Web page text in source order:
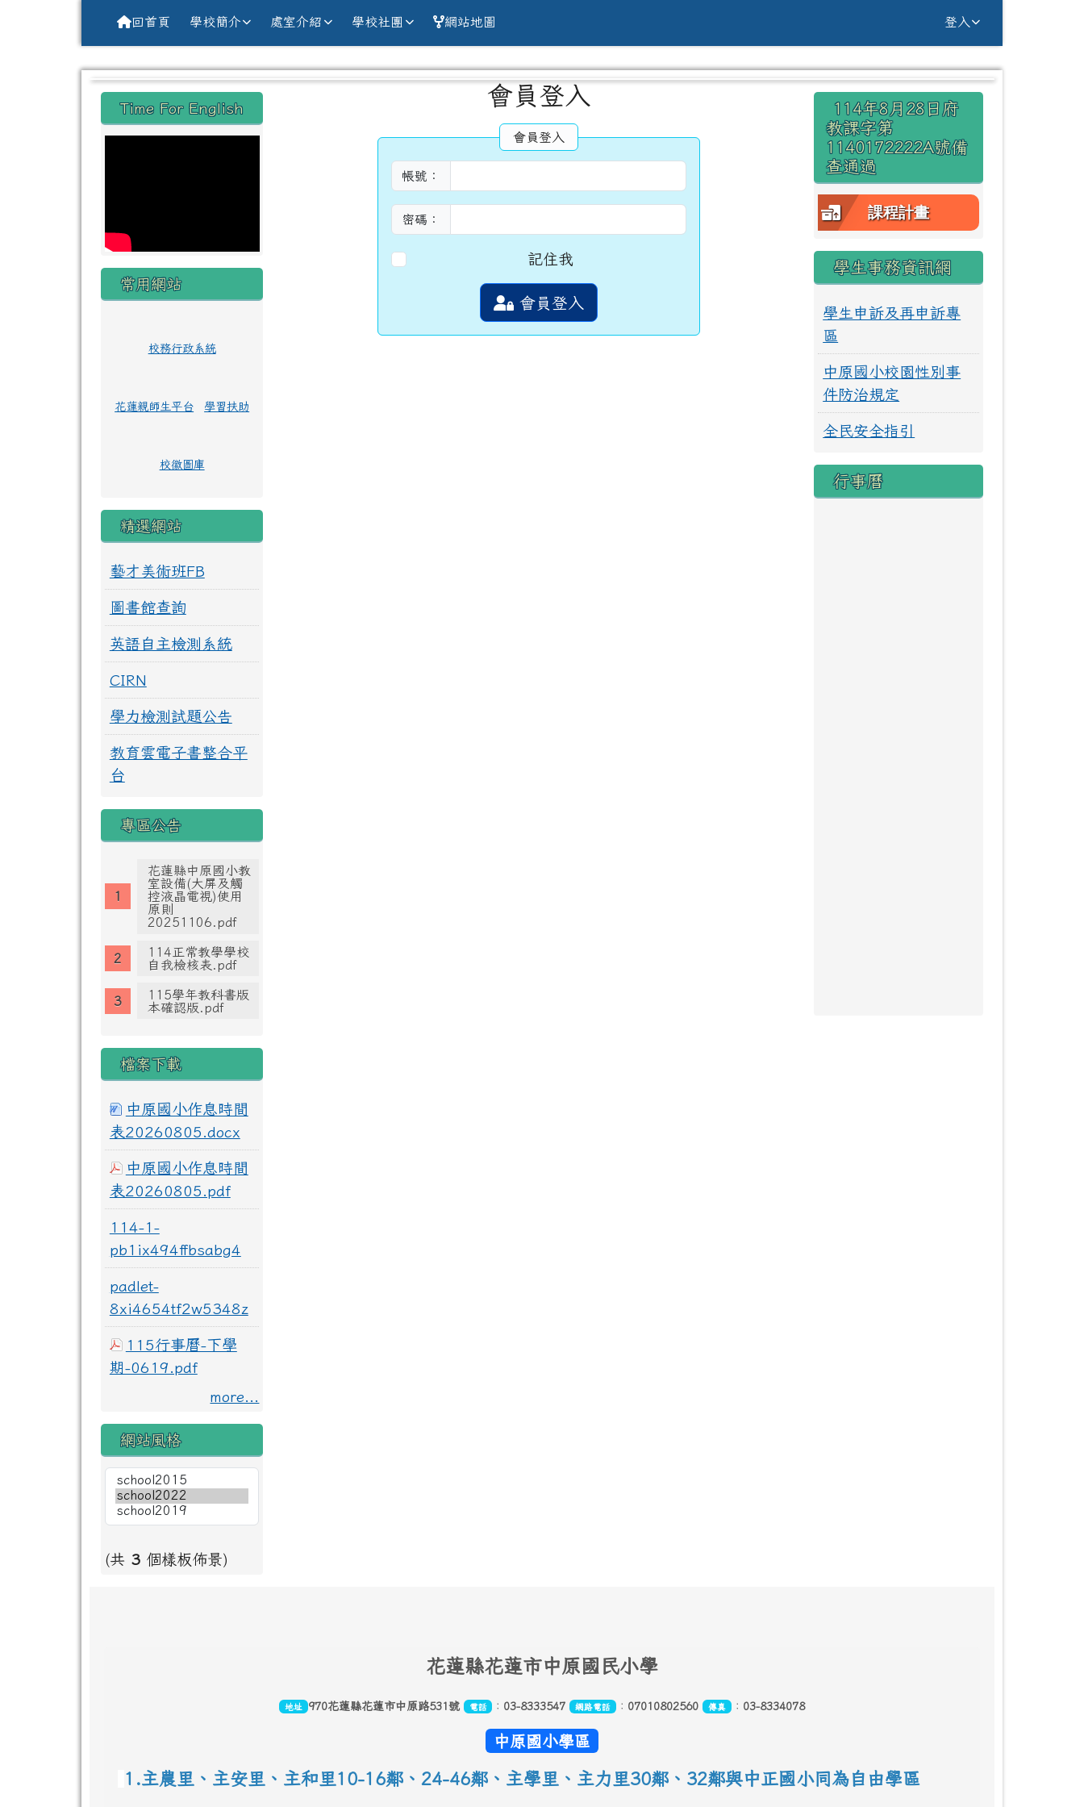
花蓮縣花蓮市中原國小全球資訊網Hualien county Chung Yuan Primary
回首頁 學校簡介 處室介紹 學校社團 網站地圖 登入
⏸
左邊區域內容
Time For English
常用網站
校務行政系統
花蓮親師生平台 學習扶助
校徽圖庫
精選網站
藝才美術班FB
圖書館查詢
英語自主檢測系統
CIRN
學力檢測試題公告
教育雲電子書整合平
台
專區公告
花蓮縣中原國小教
室設備(大屏及觸
控液晶電視)使用
原則
20251106.pdf
114正常教學學校
自我檢核表.pdf
115學年教科書版
本確認版.pdf
檔案下載
中原國小作息時間
表20260805.docx
中原國小作息時間
表20260805.pdf
114-1-
pb1ix494ffbsabg4
padlet-
8xi4654tf2w5348z
115行事曆-下學
期-0619.pdf
more...
網站風格
(共 3個樣板佈景)
會員登入
會員登入
帳號：
密碼：
記住我
會員登入
右邊區域內容
114年8月28日府
教課字第
1140172222A號備
查通過
課程計畫
學生事務資訊網
學生申訴及再申訴專
區
中原國小校園性別事
件防治規定
全民安全指引
行事曆
頁尾區域
花蓮縣花蓮市中原國民小學
地址 970花蓮縣花蓮市中原路531號 電話 ： 03-8333547 網路電話 ： 07010802560 傳真 ： 03-8334078
中原國小學區
1.主農里、主安里、主和里10-16鄰、 24-46鄰、主學里、主力里30鄰、 32鄰與中正國小同為自由學區